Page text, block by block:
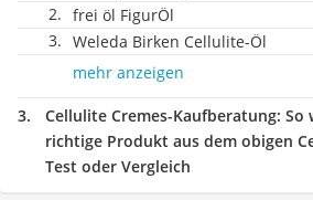
frei öl FigurÖl
Weleda Birken Cellulite-Öl
mehr anzeigen
Cellulite Cremes-Kaufberatung: So
richtige Produkt aus dem obigen
Test oder Vergleich